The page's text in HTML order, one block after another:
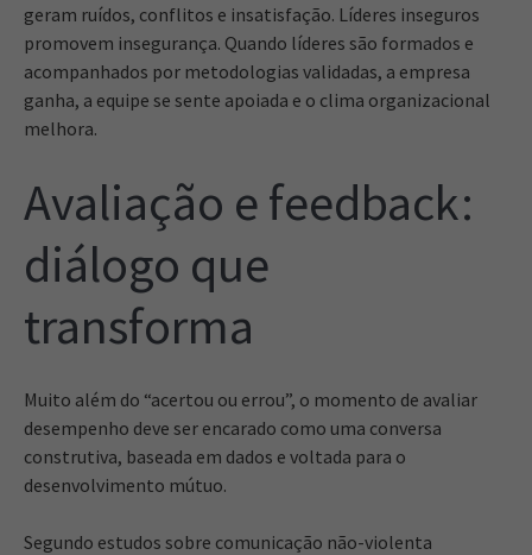
geram ruídos, conflitos e insatisfação. Líderes inseguros
promovem insegurança. Quando líderes são formados e
acompanhados por metodologias validadas, a empresa
ganha, a equipe se sente apoiada e o clima organizacional
melhora.
Avaliação e feedback:
diálogo que
transforma
Muito além do “acertou ou errou”, o momento de avaliar
desempenho deve ser encarado como uma conversa
construtiva, baseada em dados e voltada para o
desenvolvimento mútuo.
Segundo estudos sobre comunicação não-violenta